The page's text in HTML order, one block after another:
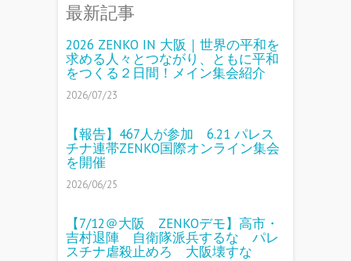
最新記事
2026 ZENKO IN 大阪｜世界の平和を
求める人々とつながり、ともに平和
をつくる２日間！メイン集会紹介
2026/07/23
【報告】467人が参加 6.21 パレス
チナ連帯ZENKO国際オンライン集会
を開催
2026/06/25
【7/12＠大阪 ZENKOデモ】高市・
吉村退陣 自衛隊派兵するな パレ
スチナ虐殺止めろ 大阪壊すな